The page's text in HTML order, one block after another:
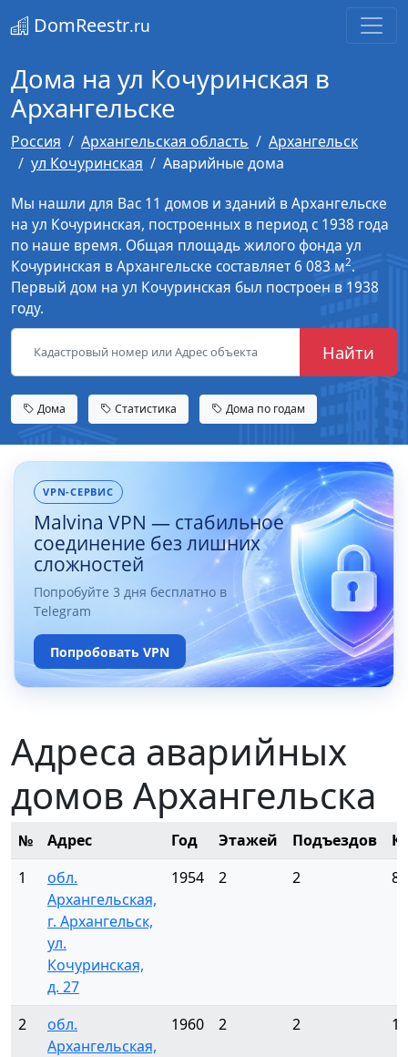
DomReestr.ru
Дома на ул Кочуринская в
Архангельске
Россия Архангельская область
Архангельск
ул Кочуринская
Аварийные дома
Мы нашли для Вас 11 домов и зданий в Архангельске
на ул Кочуринская, построенных в период с 1938 года
по наше время. Общая площадь жилого фонда ул
Кочуринская в Архангельске составляет 6 083 м2.
Первый дом на ул Кочуринская был построен в 1938
году.
Найти
Дома Статистика Дома по годам
VPN-СЕРВИС
Malvina VPN — стабильное
соединение без лишних
сложностей
Попробуйте 3 дня бесплатно в
Telegram
Попробовать VPN
Адреса аварийных
домов Архангельска
№ Адрес Год Этажей Подъездов
1
обл.
Архангельская,
г. Архангельск,
ул.
Кочуринская,
д. 27
1954 2 2 8
2
обл.
Архангельская,
1960 2 2 12